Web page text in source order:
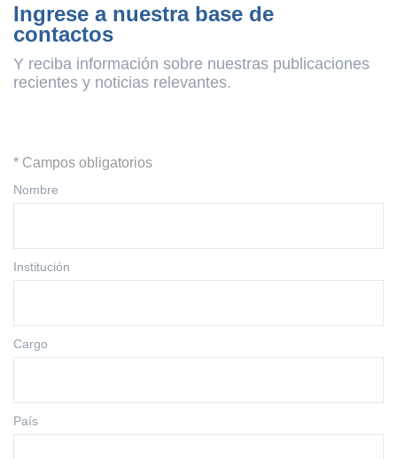
Ingrese a nuestra base de
contactos
Y reciba información sobre nuestras publicaciones
recientes y noticias relevantes.
* Campos obligatorios
Nombre
Institución
Cargo
País